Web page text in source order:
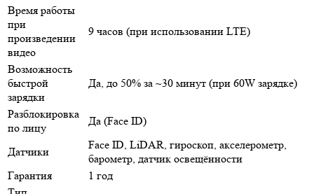
Время работы
при
произведении
видео
9 часов (при использовании LTE)
Возможность
быстрой
зарядки
Да, до 50% за ~30 минут (при 60W зарядке)
Разблокировка
по лицу
Да (Face ID)
Датчики
Face ID, LiDAR, гироскоп, акселерометр,
барометр, датчик освещённости
Гарантия
1 год